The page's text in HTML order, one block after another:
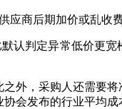
应商后期加价或乱收费
认判定异常低价更
外，采购人还需要
会发布的行业平均